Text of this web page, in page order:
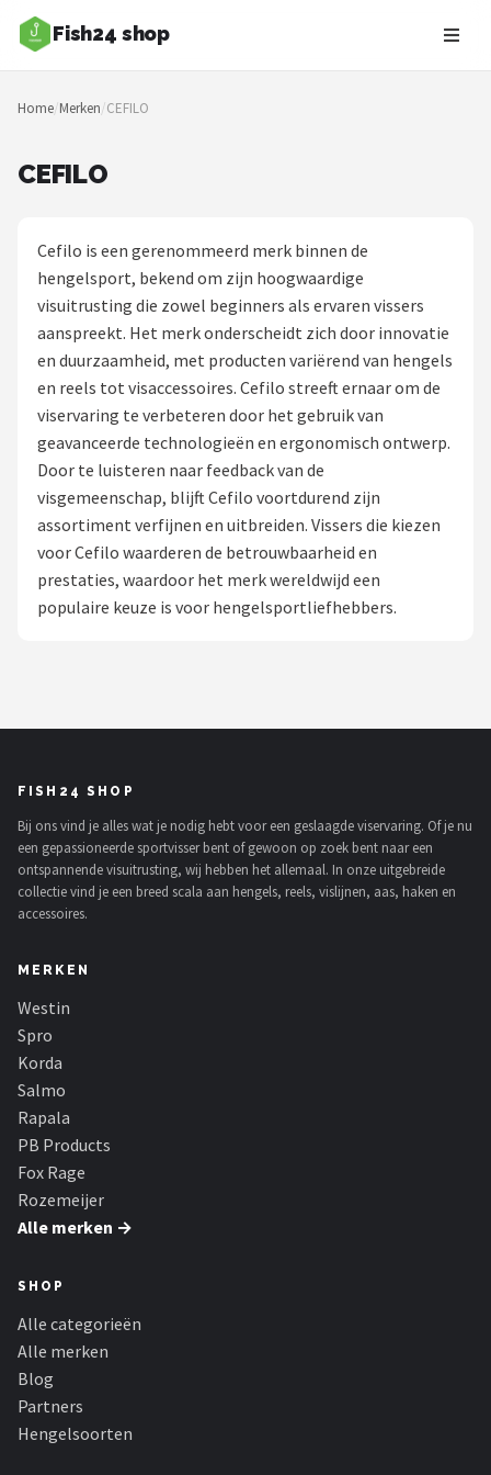
Fish24 shop
Zoeken
NAVIGATIE
Blog
Hengelsoorten
Hengels
Molens
Dobbers
Kunstaas
Shop
Salmo
Rapala
Rozemeijer
Gamakatsu
Mikado
Alle merken →
Home/Merken/CEFILO
CEFILO
Cefilo is een gerenommeerd merk binnen de
hengelsport, bekend om zijn hoogwaardige
visuitrusting die zowel beginners als ervaren vissers
aanspreekt. Het merk onderscheidt zich door innovatie
en duurzaamheid, met producten variërend van hengels
en reels tot visaccessoires. Cefilo streeft ernaar om de
viservaring te verbeteren door het gebruik van
geavanceerde technologieën en ergonomisch ontwerp.
Door te luisteren naar feedback van de
visgemeenschap, blijft Cefilo voortdurend zijn
assortiment verfijnen en uitbreiden. Vissers die kiezen
voor Cefilo waarderen de betrouwbaarheid en
prestaties, waardoor het merk wereldwijd een
populaire keuze is voor hengelsportliefhebbers.
FISH24 SHOP
Bij ons vind je alles wat je nodig hebt voor een geslaagde viservaring. Of je nu
een gepassioneerde sportvisser bent of gewoon op zoek bent naar een
ontspannende visuitrusting, wij hebben het allemaal. In onze uitgebreide
collectie vind je een breed scala aan hengels, reels, vislijnen, aas, haken en
accessoires.
MERKEN
Westin
Spro
Korda
Salmo
Rapala
PB Products
Fox Rage
Rozemeijer
Alle merken →
SHOP
Alle categorieën
Alle merken
Blog
Partners
Hengelsoorten